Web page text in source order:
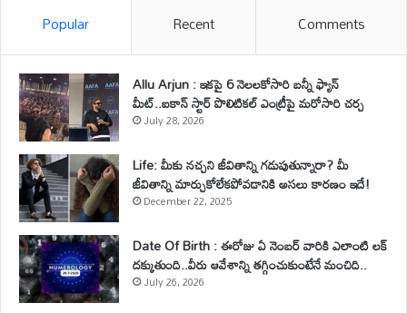
Popular Recent Comments
Allu Arjun : ఇకపై 6 నెలలకోసారి బన్నీ ఫ్యాన్
మీట్..ఐకాన్ స్టార్ పొలిటికల్ ఎంట్రీపై మరోసారి చర్చ
July 28, 2026
Life: మీకు నచ్చని జీవితాన్ని గడుపుతున్నారా? మీ
జీవితాన్ని మార్చుకోలేకపోవడానికి అసలు కారణం ఇదే!
December 22, 2025
Date Of Birth : ఈరోజు ఏ నెంబర్ వారికి ఎలాంటి లక్
దక్కుతుంది..వీరు ఆవేశాన్ని తగ్గించుకుంటేనే మంచిది..
July 26, 2026